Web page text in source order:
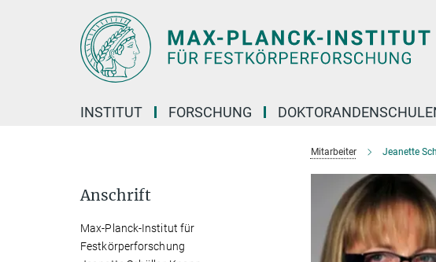
INSTITUT FORSCHUNG
Mitarbeiter Jeanette
Anschrift
Max-Planck-Institut für
Festkörperforschung